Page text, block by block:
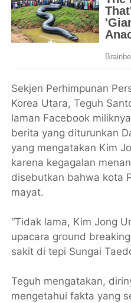
Sekjen Perhimpunan
Korea Utara, Teguh
laman Facebook
berita yang diturunkan
yang mengatakan Kim
karena kegagalan
disebutkan bahwa kota
mayat.
“Tidak lama, Kim Jong
upacara ground
sakit di tepi Sungai
Teguh mengatakan,
mengetahui fakta yang